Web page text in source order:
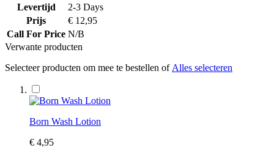
Levertijd
2-3 Days
Prijs
€ 12,95
Call For Price N/B
Verwante producten
Selecteer producten om mee te bestellen of Alles selecteren
Born Wash Lotion
€ 4,95